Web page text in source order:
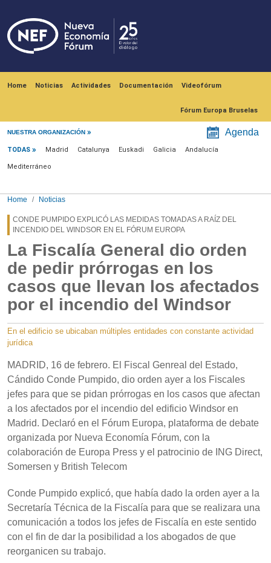
Home Noticias Actividades Documentación Videofórum
Fórum Europa Bruselas
NUESTRA ORGANIZACIÓN Agenda
Menú noticias
TODAS Madrid Catalunya Euskadi Galicia Andalucía
Mediterráneo
Home Noticias
CONDE PUMPIDO EXPLICÓ LAS MEDIDAS TOMADAS A RAÍZ DEL
INCENDIO DEL WINDSOR EN EL FÓRUM EUROPA
La Fiscalía General dio orden
de pedir prórrogas en los
casos que llevan los afectados
por el incendio del Windsor
En el edificio se ubicaban múltiples entidades con constante actividad
jurídica
MADRID, 16 de febrero. El Fiscal Genreal del Estado,
Cándido Conde Pumpido, dio orden ayer a los Fiscales
jefes para que se pidan prórrogas en los casos que afectan
a los afectados por el incendio del edificio Windsor en
Madrid. Declaró en el Fórum Europa, plataforma de debate
organizada por Nueva Economía Fórum, con la
colaboración de Europa Press y el patrocinio de ING Direct,
Somersen y British Telecom
Conde Pumpido explicó, que había dado la orden ayer a la
Secretaría Técnica de la Fiscalía para que se realizara una
comunicación a todos los jefes de Fiscalía en este sentido
con el fin de dar la posibilidad a los abogados de que
reorganicen su trabajo.